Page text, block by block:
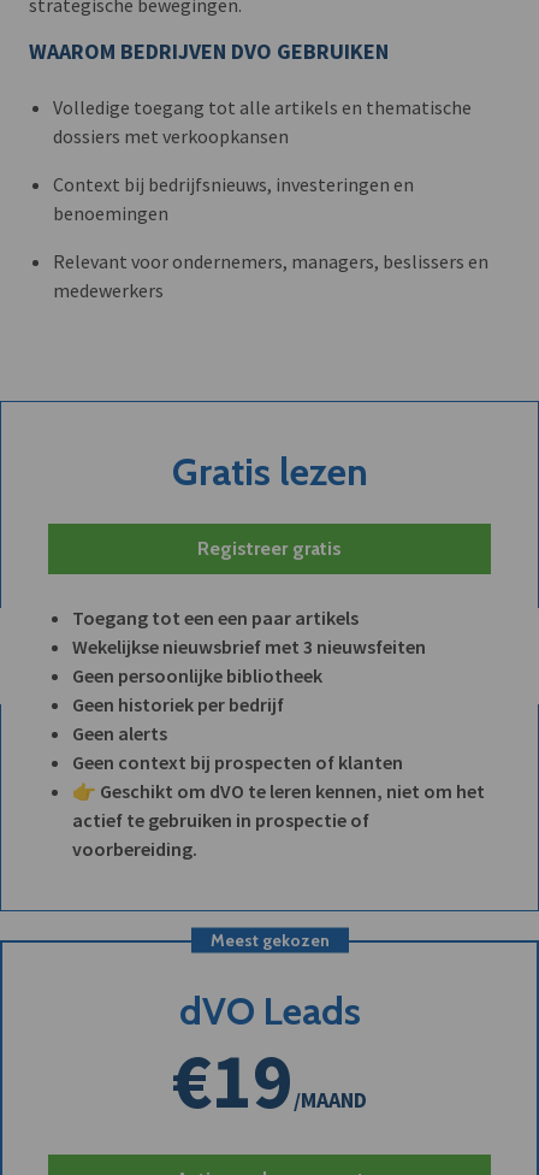
strategische bewegingen.
WAAROM BEDRIJVEN DVO GEBRUIKEN
Volledige toegang tot alle artikels en thematische
dossiers met verkoopkansen
Context bij bedrijfsnieuws, investeringen en
benoemingen
Relevant voor ondernemers, managers, beslissers en
medewerkers
Gratis lezen
Registreer gratis
Toegang tot een een paar artikels
Wekelijkse nieuwsbrief met 3 nieuwsfeiten
Geen persoonlijke bibliotheek
Geen historiek per bedrijf
Geen alerts
Geen context bij prospecten of klanten
👉 Geschikt om dVO te leren kennen, niet om het
actief te gebruiken in prospectie of
voorbereiding.
Meest gekozen
dVO Leads
€19/MAAND